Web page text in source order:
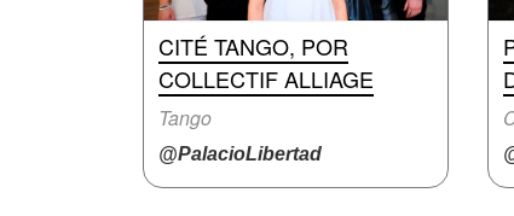
CITÉ TANGO, POR
COLLECTIF ALLIAGE
Tango
@PalacioLibertad